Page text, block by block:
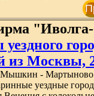
из Москвы,
Мышкин -
уездные